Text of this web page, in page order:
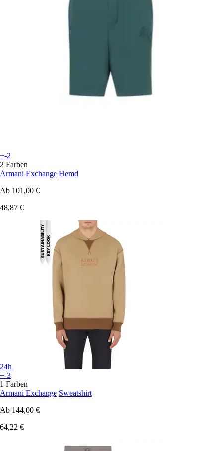
+-2
2 Farben
Armani Exchange Hemd
Ab 101,00 €
48,87 €
24h
+-3
1 Farben
Armani Exchange Sweatshirt
Ab 144,00 €
64,22 €